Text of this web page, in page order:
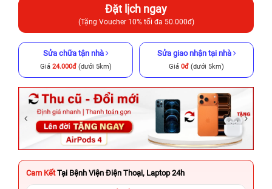
Đặt lịch ngay
(Tặng Voucher 10% tối đa 50.000đ)
Sửa chữa tận nhà
Giá 24.000đ(dưới 5km)
Sửa giao nhận tại nhà
Giá 0đ (dưới 5km)
Cam Kết Tại Bệnh Viện Điện Thoại, Laptop 24h